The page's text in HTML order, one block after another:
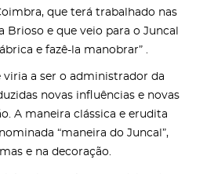
que terá trabalhado nas
e que veio para o Juncal
e fazê-la manobrar” .
a ser o administrador da
novas influências e novas
A maneira clássica e erudita
“maneira do Juncal”,
e na decoração.